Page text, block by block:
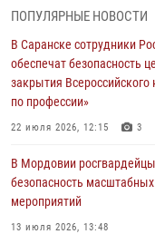
Сотрудники Росгвардии
призерами
служебному шестиборью
04 августа 2026, 08:27
В Саранске росгвардейцы
нарушение правопорядка:
лавочке закончился в
04 августа 2026, 07:06
ПОПУЛЯРНЫЕ НОВОСТИ
В Саранске сотрудники
обеспечат безопасность
закрытия
по профессии»
22 июля 2026, 12:15 3
В Мордовии
безопасность масштабных
мероприятий
13 июля 2026, 13:48